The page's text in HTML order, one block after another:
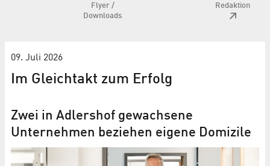
Flyer /
Downloads
Redaktion
09. Juli 2026
Im Gleichtakt zum Erfolg
Zwei in Adlershof gewachsene
Unternehmen beziehen eigene Domizile